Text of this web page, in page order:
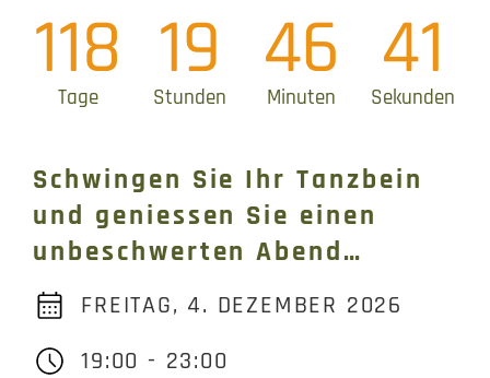
118
Tage
19
Stunden
46
Minuten
41
Sekunden
Schwingen Sie Ihr Tanzbein
und geniessen Sie einen
unbeschwerten Abend…
FREITAG, 4. DEZEMBER 2026
19:00 - 23:00